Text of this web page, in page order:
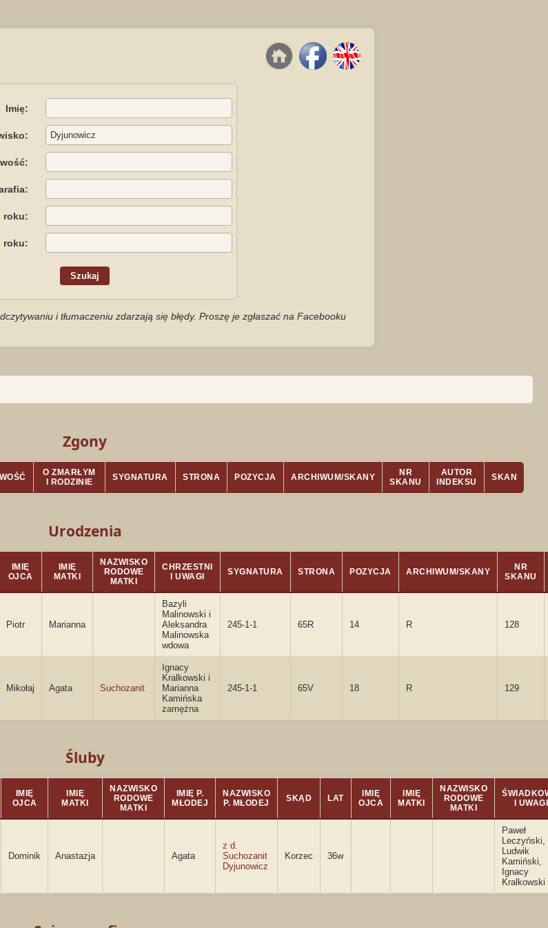
Imię:
roku:
roku:
i tłumaczeniu zdarzają się błędy. Proszę je zgłaszać na Facebooku
Zgony
O ZMARŁYM
I RODZINIE
SYGNATURA STRONA POZYCJA ARCHIWUM/SKANY
NR
SKANU
AUTOR
INDEKSU
SKAN
Urodzenia
IMIĘ
OJCA
IMIĘ
MATKI
NAZWISKO
RODOWE
MATKI
CHRZESTNI
I UWAGI
SYGNATURA STRONA POZYCJA ARCHIWUM/SKANY
NR
SKANU
Piotr Marianna
Bazyli
Malinowski i
Aleksandra
Malinowska
wdowa
245-1-1 65R 14 R 128
Mikołaj Agata Suchozanit
Ignacy
Kralkowski i
Marianna
Kamińska
zamężna
245-1-1 65V 18 R 129
Śluby
IMIĘ
OJCA
IMIĘ
MATKI
NAZWISKO
RODOWE
MATKI
IMIĘ P.
MŁODEJ
NAZWISKO
P. MŁODEJ
SKĄD LAT
IMIĘ
OJCA
IMIĘ
MATKI
NAZWISKO
RODOWE
MATKI
I UWAGI
Dominik Anastazja Agata
z d.
Suchozanit
Dyjunowicz
Korzec 36w
Paweł
Leczyński,
Ludwik
Kamiński,
Ignacy
Kralkowski